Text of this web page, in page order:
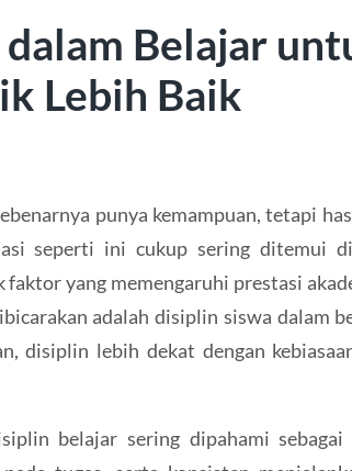
Belajar
Lebih Baik
punya kemampuan, tetapi
seperti ini cukup sering ditemui
faktor yang memengaruhi prestasi
adalah disiplin siswa dalam
disiplin lebih dekat dengan
belajar sering dipahami sebagai